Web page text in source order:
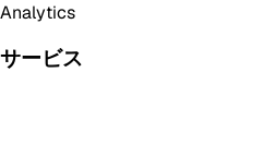
Analytics
サービス